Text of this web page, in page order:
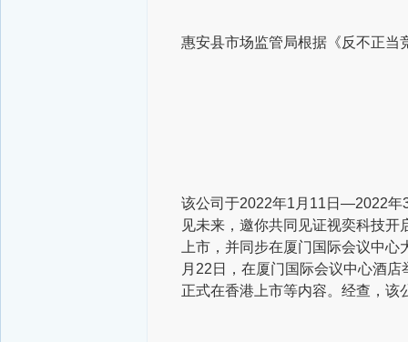
惠安县市场监管局根据《反不正当
该公司于2022年1月11日—2022年3
见未来，邀你共同见证视奕科技开
上市，并同步在厦门国际会议中心
月22日，在厦门国际会议中心酒
正式在香港上市等内容。经查，该